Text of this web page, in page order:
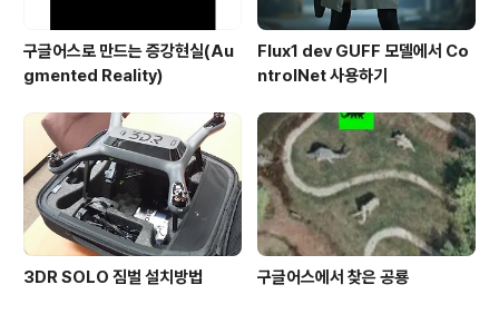
구글어스로 만드는 증강현실(Au
gmented Reality)
Flux1 dev GUFF 모델에서 Co
ntrolNet 사용하기
3DR SOLO 짐벌 설치방법 구글어스에서 찾은 공룡